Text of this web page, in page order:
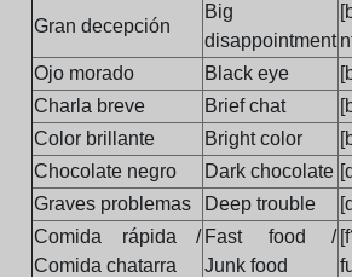
Gran decepción
Big
disappointment
Ojo morado
Black eye
Charla breve
Brief chat
Color brillante
Bright color
Chocolate negro
Dark chocolate
Graves problemas
Deep trouble
Comida rápida /
Comida chatarra
Fast food /
Junk food